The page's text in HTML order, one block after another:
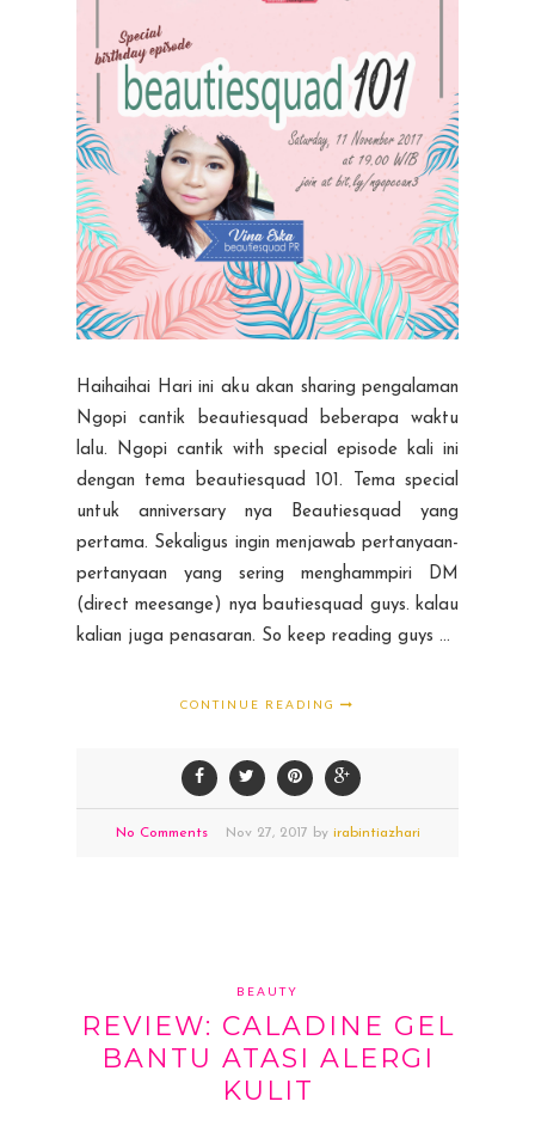
Haihaihai Hari ini aku akan sharing pengalaman
Ngopi cantik beautiesquad beberapa waktu
lalu. Ngopi cantik with special episode kali ini
dengan tema beautiesquad 101. Tema special
untuk anniversary nya Beautiesquad yang
pertama. Sekaligus ingin menjawab pertanyaan-
pertanyaan yang sering menghammpiri DM
(direct meesange) nya bautiesquad guys. kalau
kalian juga penasaran. So keep reading guys ...
CONTINUE READING
No Comments Nov 27,2017 by irabintiazhari
BEAUTY
REVIEW: CALADINE GEL
BANTU ATASI ALERGI
KULIT